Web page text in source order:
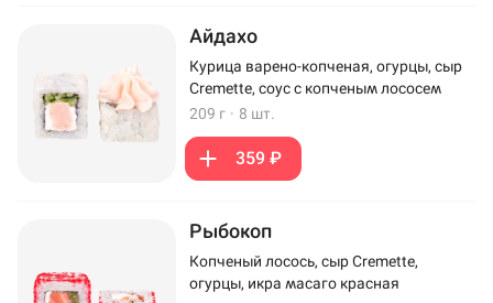
Айдахо
Курица варено-копченая, огурцы, сыр
Cremette, соус с копченым лососем
209 г · 8 шт.
359 ₽
Рыбокоп
Копченый лосось, сыр Cremette,
огурцы, икра масаго красная